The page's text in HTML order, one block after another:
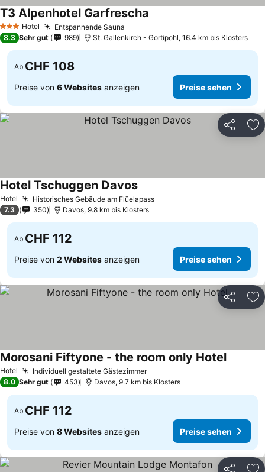
3 SterneHotel Entspannende Sauna
T3 Alpenhotel Garfrescha
8.3 Sehr gut 989 St. Gallenkirch - Gortipohl, 16.4 km bis Klosters
Ab CHF 108
Preise von 6 Websites anzeigen Preise sehen
Teilen
Hotel Historisches Gebäude am Flüelapass
Hotel Tschuggen Davos
7.3 350 Davos, 9.8 km bis Klosters
Ab CHF 112
Preise von 2 Websites anzeigen Preise sehen
Teilen
Hotel Individuell gestaltete Gästezimmer
Morosani Fiftyone - the room only Hotel
8.0 Sehr gut 453 Davos, 9.7 km bis Klosters
Ab CHF 112
Preise von 8 Websites anzeigen Preise sehen